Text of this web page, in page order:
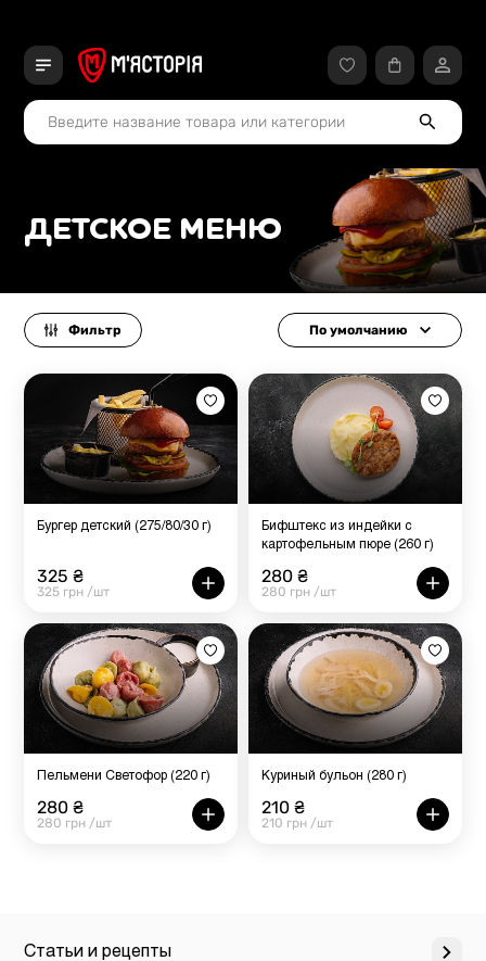
ДЕТСКОЕ МЕНЮ
Фильтр По умолчанию
Бургер детский (275/80/30 г)
325 ₴
325 грн /шт
Бифштекс из индейки с
картофельным пюре (260 г)
280 ₴
280 грн /шт
Пельмени Светофор (220 г)
280 ₴
280 грн /шт
Куриный бульон (280 г)
210 ₴
210 грн /шт
Статьи и рецепты